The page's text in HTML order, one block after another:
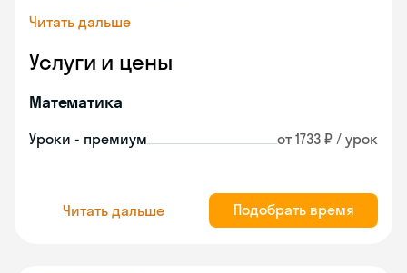
Читать дальше
Услуги и цены
Математика
Уроки - премиум от 1733 ₽ / урок
Читать дальше Подобрать время